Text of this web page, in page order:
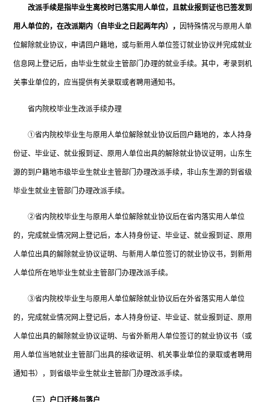
改派手续是指毕业生离校时已落实用人单位，且就业报到证也已签发到
用人单位的，在改派期内（自毕业之日起两年内）， 因特殊情况与原用人单
位解除就业协议，申请回户籍地，或与新用人单位签订就业协议并完成就业
信息网上登记后，由毕业生就业主管部门办理的就业手续。其中，考录到机
关事业单位的，应当提供有关录取或者聘用通知书。
省内院校毕业生改派手续办理
①省内院校毕业生与原用人单位解除就业协议后回户籍地的，本人持身
份证、毕业证、就业报到证、原用人单位出具的解除就业协议证明，山东生
源的到户籍地市级毕业生就业主管部门办理改派手续，非山东生源的到省级
毕业生就业主管部门办理改派手续。
②省内院校毕业生与原用人单位解除就业协议后在省内落实用人单位
的，完成就业情况网上登记后，本人持身份证、毕业证、就业报到证、原用
人单位出具的解除就业协议证明、与新用人单位签订的就业协议书，到新用
人单位所在地毕业生就业主管部门办理改派手续。
③省内院校毕业生与原用人单位解除就业协议后在外省落实用人单位
的，完成就业情况网上登记后，本人持身份证、毕业证、就业报到证、原用
人单位出具的解除就业协议证明、与省外新用人单位签订的就业协议书（或
用人单位当地就业主管部门出具的接收证明、机关事业单位的录取或者聘用
通知书），到省级毕业生就业主管部门办理改派手续。
（三）户口迁移与落户